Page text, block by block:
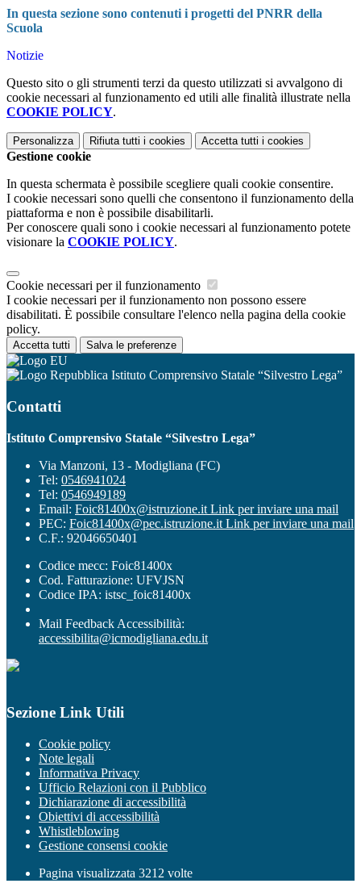
In questa sezione sono contenuti i progetti del PNRR della
Scuola
Notizie
Questo sito o gli strumenti terzi da questo utilizzati si avvalgono di
cookie necessari al funzionamento ed utili alle finalità illustrate nella
COOKIE POLICY.
Personalizza Rifiuta tutti i cookies Accetta tutti i cookies
Gestione cookie
In questa schermata è possibile scegliere quali cookie consentire.
I cookie necessari sono quelli che consentono il funzionamento della
piattaforma e non è possibile disabilitarli.
Per conoscere quali sono i cookie necessari al funzionamento potete
visionare la COOKIE POLICY.
Cookie necessari per il funzionamento
I cookie necessari per il funzionamento non possono essere
disabilitati. È possibile consultare l'elenco nella pagina della cookie
policy.
Accetta tutti Salva le preferenze
Istituto Comprensivo Statale “Silvestro Lega”
Contatti
Istituto Comprensivo Statale “Silvestro Lega”
Via Manzoni, 13 - Modigliana (FC)
Tel: 0546941024
Tel: 0546949189
Email: Foic81400x@istruzione.it Link per inviare una mail
PEC: Foic81400x@pec.istruzione.it Link per inviare una mail
C.F.: 92046650401
Codice mecc: Foic81400x
Cod. Fatturazione: UFVJSN
Codice IPA: istsc_foic81400x
Mail Feedback Accessibilità:
accessibilita@icmodigliana.edu.it
Sezione Link Utili
Cookie policy
Note legali
Informativa Privacy
Ufficio Relazioni con il Pubblico
Dichiarazione di accessibilità
Obiettivi di accessibilità
Whistleblowing
Gestione consensi cookie
Pagina visualizzata 3212 volte